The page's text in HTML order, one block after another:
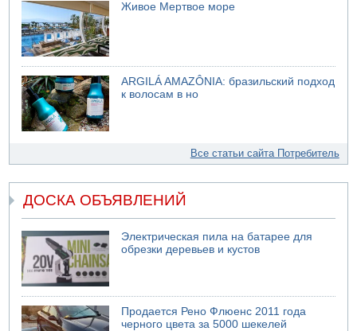
Живое Мертвое море
ARGILÁ AMAZÔNIA: бразильский подход
к волосам в но
Все статьи сайта Потребитель
ДОСКА ОБЪЯВЛЕНИЙ
Электрическая пила на батарее для
обрезки деревьев и кустов
Продается Рено Флюенс 2011 года
черного цвета за 5000 шекелей